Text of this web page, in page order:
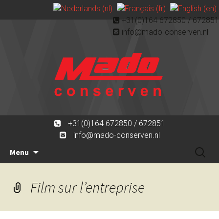
+31(0)164 672850 / 672851
info@mado-conserven.nl
+31(0)164 672850 / 672851
info@mado-conserven.nl
Menu
Film sur l’entreprise